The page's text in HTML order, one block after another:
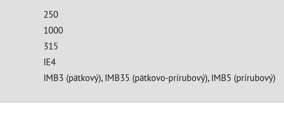
250
1000
315
IE4
IMB3 (pätkový), IMB35 (pätkovo-prírubový), IMB5 (prírubový)